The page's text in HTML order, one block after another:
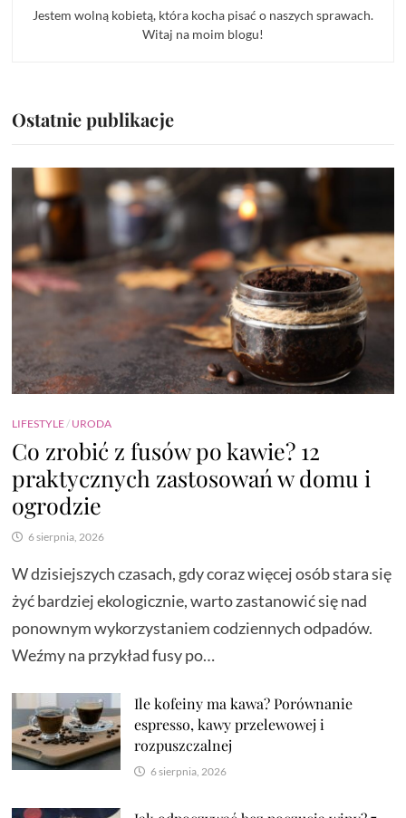
Jestem wolną kobietą, która kocha pisać o naszych sprawach.
Witaj na moim blogu!
Ostatnie publikacje
LIFESTYLE/ URODA
Co zrobić z fusów po kawie? 12
praktycznych zastosowań w domu i
ogrodzie
6 sierpnia, 2026
W dzisiejszych czasach, gdy coraz więcej osób stara się
żyć bardziej ekologicznie, warto zastanowić się nad
ponownym wykorzystaniem codziennych odpadów.
Weźmy na przykład fusy po…
Ile kofeiny ma kawa? Porównanie
espresso, kawy przelewowej i
rozpuszczalnej
6 sierpnia, 2026